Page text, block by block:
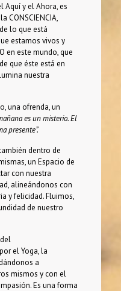
Aquí y el Ahora, es
CONSCIENCIA,
lo que está
estamos vivos y
en este mundo, que
que éste está en
nuestra
una ofrenda, un
es un misterio. El
presente”.
dentro de
un Espacio de
con nuestra
alineándonos con
y felicidad. Fluimos,
de nuestro
el Yoga, la
a
mismos y con el
Es una forma